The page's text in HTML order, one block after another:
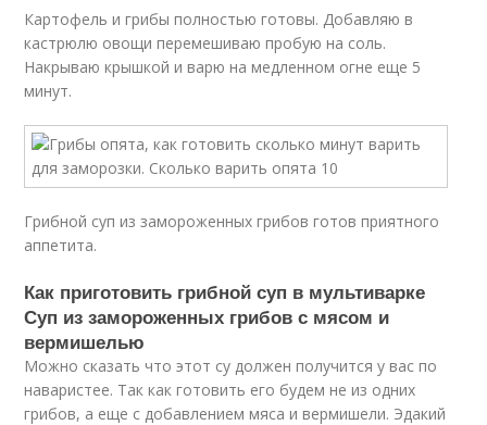
Картофель и грибы полностью готовы. Добавляю в
кастрюлю овощи перемешиваю пробую на соль.
Накрываю крышкой и варю на медленном огне еще 5
минут.
Грибной суп из замороженных грибов готов приятного
аппетита.
Как приготовить грибной суп в мультиварке
Суп из замороженных грибов с мясом и
вермишелью
Можно сказать что этот су должен получится у вас по
наваристее. Так как готовить его будем не из одних
грибов, а еще с добавлением мяса и вермишели. Эдакий